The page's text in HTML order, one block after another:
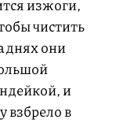
изжоги,
чистить
днях они
и
взбрело в